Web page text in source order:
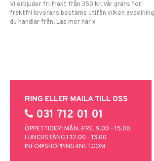
Vi erbjuder fri frakt från 350 kr. Vår gräns för
fraktfri leverans bestäms utifån vilken avdelning
du handlar från. Läs mer här »
RING ELLER MAILA TILL OSS
031 712 01 01
ÖPPETTIDER: MÅN.-FRE. 9.00 - 15.00
LUNCHSTÄNGT 12.00 - 13.00
INFO@SHOPPING4NET.COM